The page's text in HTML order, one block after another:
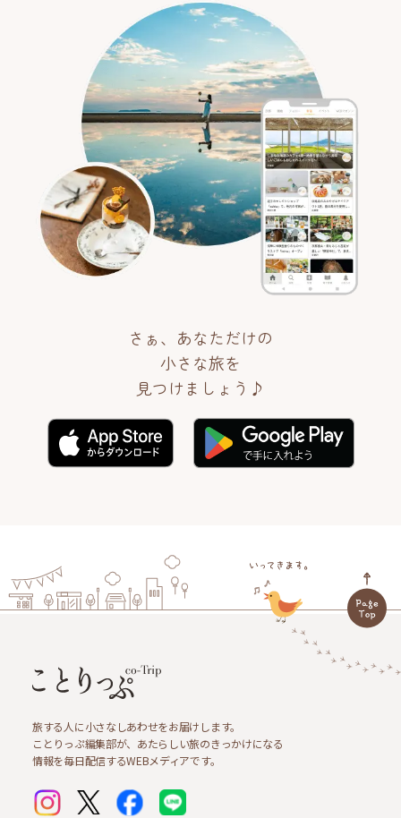
さぁ、あなただけの
小さな旅を
見つけましょう♪
旅する人に小さなしあわせをお届けします。
ことりっぷ編集部が、あたらしい旅のきっかけになる
情報を毎日配信するWEBメディアです。